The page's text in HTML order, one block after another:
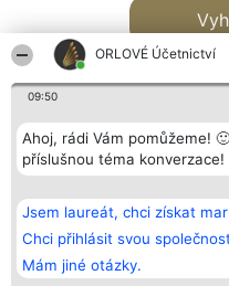
ORLOVÉ Účetnictví
09:50
Ahoj, rádi Vám pomůžeme!
příslušnou téma konverzace!
Jsem laureát, chci získat
Chci přihlásit svou
Mám jiné otázky.
Bright Side Solutions sp. z o.
o. sp. k.
ul. Ruska 22
Wrocław 50-079
KRS 0000749100 | Regon
381313360 | NIP 8943132676